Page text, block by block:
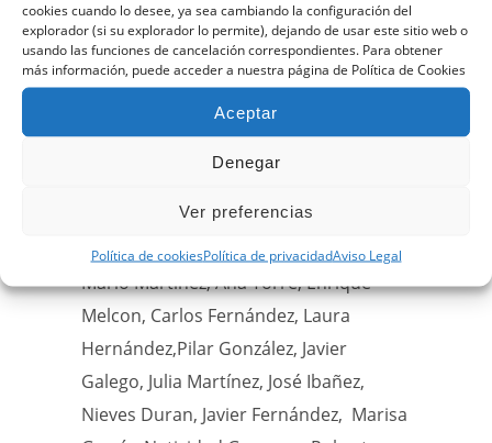
cookies cuando lo desee, ya sea cambiando la configuración del
explorador (si su explorador lo permite), dejando de usar este sitio web o
usando las funciones de cancelación correspondientes. Para obtener
más información, puede acceder a nuestra página de Política de Cookies
Aceptar
Denegar
Ver preferencias
Política de cookiesPolítica de privacidadAviso Legal
de desnivel.
Gracias a los organizadores y a los
participantes. En total fuimos 27:
Manuel Vázquez, Juan Herrero, Rosa
Ana Escrivá, María del Carmen Zapata,
Mario Martínez, Ana Torre, Enrique
Melcon, Carlos Fernández, Laura
Hernández,Pilar González, Javier
Galego, Julia Martínez, José Ibañez,
Nieves Duran, Javier Fernández, Marisa